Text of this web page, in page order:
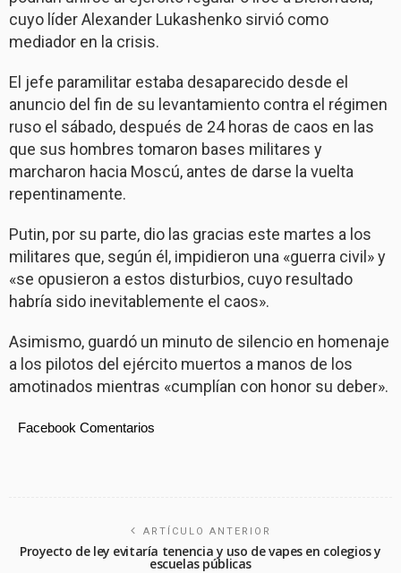
cuyo líder Alexander Lukashenko sirvió como
mediador en la crisis.
El jefe paramilitar estaba desaparecido desde el
anuncio del fin de su levantamiento contra el régimen
ruso el sábado, después de 24 horas de caos en las
que sus hombres tomaron bases militares y
marcharon hacia Moscú, antes de darse la vuelta
repentinamente.
Putin, por su parte, dio las gracias este martes a los
militares que, según él, impidieron una «guerra civil» y
«se opusieron a estos disturbios, cuyo resultado
habría sido inevitablemente el caos».
Asimismo, guardó un minuto de silencio en homenaje
a los pilotos del ejército muertos a manos de los
amotinados mientras «cumplían con honor su deber».
Facebook Comentarios
ARTÍCULO ANTERIOR
Proyecto de ley evitaría tenencia y uso de vapes en colegios y
escuelas públicas